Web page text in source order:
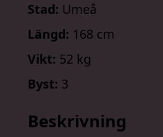
Stad: Umeå
Längd: 168 cm
Vikt: 52 kg
Byst: 3
Beskrivning